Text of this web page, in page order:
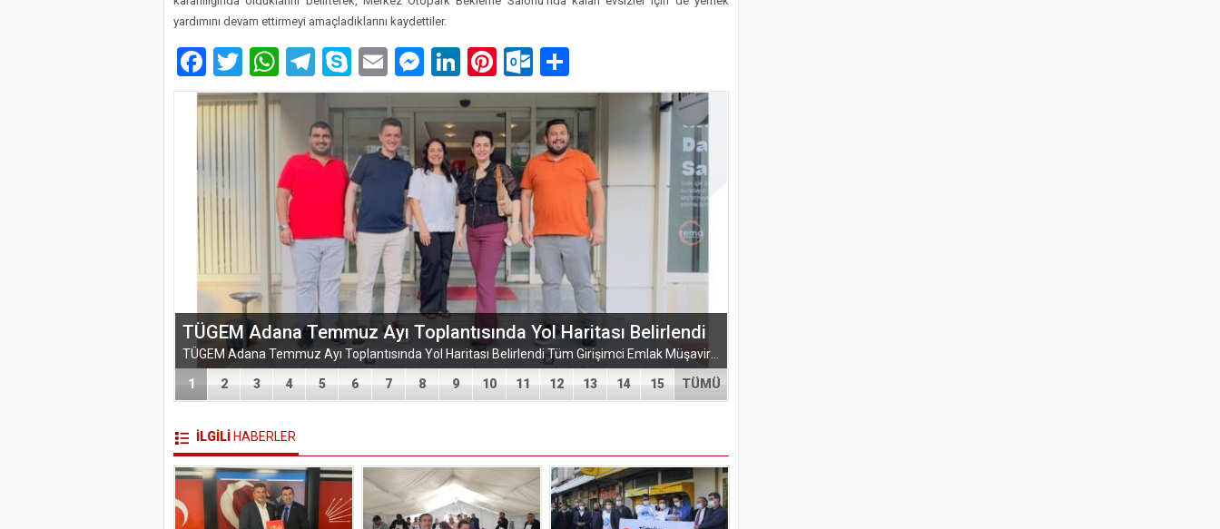
yardımını devam ettirmeyi amaçladıklarını kaydettiler.
Facebook
Twitter
WhatsApp
Telegram
SkypeEmailMessenger
LinkedIn
Pinterest
Outlook.com
EĞİTİM-BİR-SEN ADANA ŞUBESİ’NDEN KAHRAMANMARAŞ’A
VEFA VE DAYANIŞMA ÇIKARMASI
EĞİTİM-BİR-SEN ADANA ŞUBESİ’NDEN KAHRAMANMARAŞ’A VEFA VE DAYANIŞMA ÇIKARMASI Eğitim-Bir-Sen Adana Şubesi, Kahramanmaraş’ta anlamlı temaslarda bulundu. Adana heyeti; sendikal dayanışmayı güçlendirmek...
1 2 3 4 5 6 7 8 9 10 11 12 13 14 15 TÜMÜ
İLGİLİ HABERLER